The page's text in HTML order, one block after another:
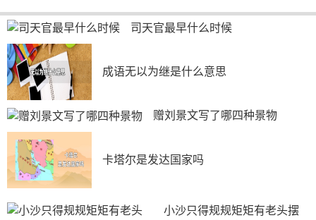
司天官最早什么时候
成语无以为继是什么意思
赠刘景文写了哪四种景物
卡塔尔是发达国家吗
小沙只得规规矩矩有老头摆